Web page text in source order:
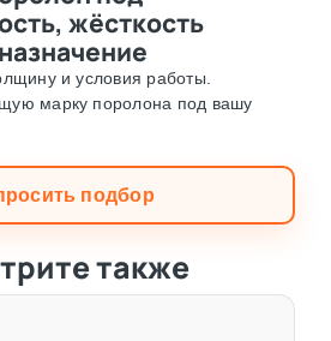
жёсткость
и условия работы.
марку поролона под вашу
подбор
также